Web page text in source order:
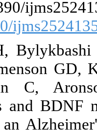
doi.org/
[
42. Choi
Pulli B,
MK,
cognition in